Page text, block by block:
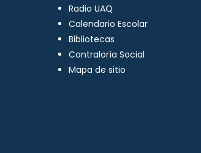
Radio UAQ
Calendario Escolar
Bibliotecas
Contraloría Social
Mapa de sitio